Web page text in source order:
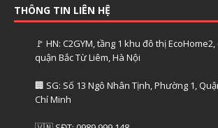
THÔNG TIN LIÊN HỆ
🚩 HN: C2GYM, tầng 1 khu đô thị
quận Bắc Từ Liêm, Hà Nội
🏢 SG: Số 13 Ngô Nhân Tịnh, Phường 1,
Chí Minh